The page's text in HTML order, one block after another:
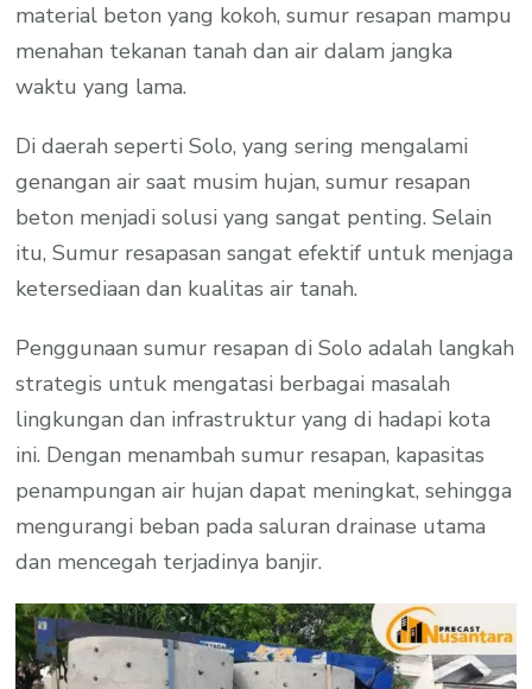
material beton yang kokoh, sumur resapan mampu
menahan tekanan tanah dan air dalam jangka
waktu yang lama.
Di daerah seperti Solo, yang sering mengalami
genangan air saat musim hujan, sumur resapan
beton menjadi solusi yang sangat penting. Selain
itu, Sumur resapasan sangat efektif untuk menjaga
ketersediaan dan kualitas air tanah.
Penggunaan sumur resapan di Solo adalah langkah
strategis untuk mengatasi berbagai masalah
lingkungan dan infrastruktur yang di hadapi kota
ini. Dengan menambah sumur resapan, kapasitas
penampungan air hujan dapat meningkat, sehingga
mengurangi beban pada saluran drainase utama
dan mencegah terjadinya banjir.